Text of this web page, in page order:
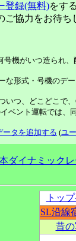
登録(無料)をす
ご協力をお待ち
号機がいつ造られ
な形式・号機のデ
いつ、どこどこで
ベント運転では、
ータを追加する (ユ
トッ
SL沿線
昔